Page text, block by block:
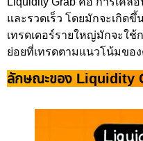
และรวดเร็ว โดยมักจะเกิด
เทรดเดอร์รายใหญ่มักจะใช้
ย่อยที่เทรดตามแนวโน้มขอ
ลักษณะของ Liquidity